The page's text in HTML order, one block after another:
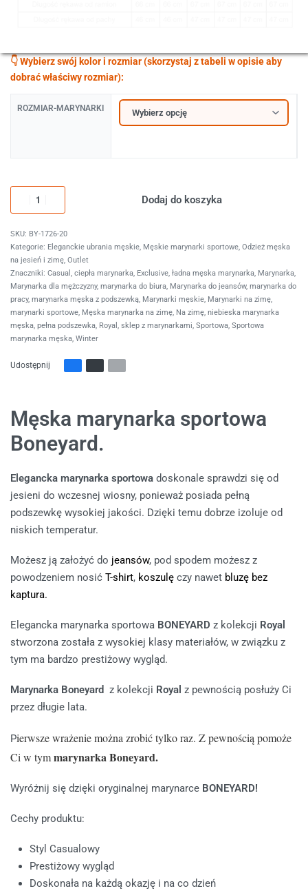
ROZMIAR-MARYNARKI
Dodaj do koszyka
BY-1726-20
Kategorie: Eleganckie ubrania męskie, Męskie marynarki sportowe, Odzież męska
na jesień i zimę, Outlet
Znaczniki: Casual , ciepła marynarka, Exclusive, ładna męska marynarka, Marynarka,
Marynarka dla mężczyzny, marynarka do biura, Marynarka do jeansów, marynarka do
pracy, marynarka męska z podszewką, Marynarki męskie, Marynarki na zimę,
marynarki sportowe, Męska marynarka na zimę, Na zimę, niebieska marynarka
męska, pełna podszewka, Royal , sklep z marynarkami, Sportowa, Sportowa
marynarka męska, Winter
Udostępnij
Męska marynarka sportowa
Boneyard.
Elegancka marynarka sportowa doskonale sprawdzi się od
jesieni do wczesnej wiosny, ponieważ posiada pełną
podszewkę wysokiej jakości. Dzięki temu dobrze izoluje od
niskich temperatur.
Możesz ją założyć do jeansów, pod spodem możesz z
powodzeniem nosić T-shirt, koszulę czy nawet bluzę bez
kaptura.
Elegancka marynarka sportowa BONEYARD z kolekcji Royal
stworzona została z wysokiej klasy materiałów, w związku z
tym ma bardzo prestiżowy wygląd.
Marynarka Boneyard z kolekcji Royal z pewnością posłuży Ci
przez długie lata.
Pierwsze wrażenie można zrobić tylko raz. Z pewnością pomoże
Ci w tymmarynarka Boneyard.
Wyróżnij się dzięki oryginalnej marynarce BONEYARD!
Cechy produktu:
Styl Casualowy
Prestiżowy wygląd
Doskonała na każdą okazję i na co dzień